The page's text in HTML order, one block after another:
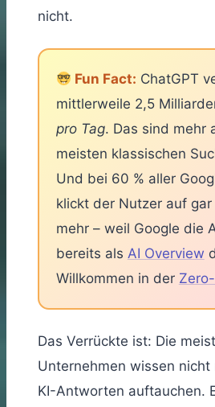
nicht.
Fun Fact: ChatGPT
mittlerweile 2,5
pro Tag. Das sind mehr
meisten klassischen
Und bei 60 % aller
klickt der Nutzer auf gar
mehr – weil Google die
bereits als AI Overview
Willkommen in der
Das Verrückte ist: Die
Unternehmen wissen nicht
KI-Antworten auftauchen.